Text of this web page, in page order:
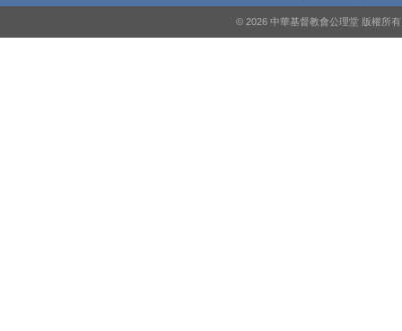
周六崇拜—下午5:00
© 2026 中華基督教會公理堂 版權所